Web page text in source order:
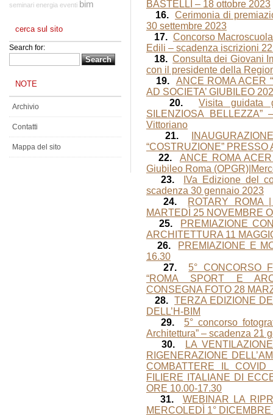
BASTELLI – 18 ottobre 2023
16. Cerimonia di
30 settembre 2023
17. Concorso
Edili – scadenza iscrizioni
18. Consulta dei Giovani
con il presidente della
19.
ANCE ROMA ACER
AD SOCIETA’ GIUBILEO
20.
Visita guidata
SILENZIOSA
Vittoriano
21.
“COSTRUZIONE” PRESSO
22.
ANCE ROMA
Giubileo Roma
23.
IVa Edizione del
scadenza 30 gennaio 2023
24.
ROTARY ROMA
MARTEDÌ 25 NOVEMBRE
25.
PREMIAZIONE
ARCHITETTURA 11
26.
PREMIAZIONE E
16.30
27.
5° CONCORSO
“ROMA SPORT E
CONSEGNA FOTO 28
28. TERZA EDIZIONE
DELL’H-BIM
29.
5° concorso
Architettura” – scadenza 21
30.
LA
RIGENERAZIONE
COMBATTERE IL
FILIERE ITALIANE DI
ORE 10.00-17.30
31.
WEBINAR LA
MERCOLEDÌ 1°
seminari energia eventi bim
cerca sul sito
Search for:
NOTE
Archivio
Contatti
Mappa del sito